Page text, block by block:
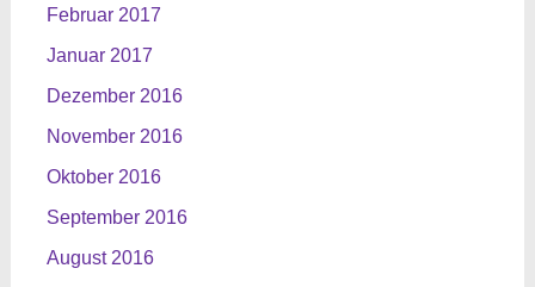
Februar 2017
Januar 2017
Dezember 2016
November 2016
Oktober 2016
September 2016
August 2016